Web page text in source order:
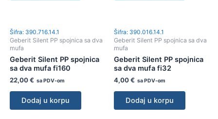
Šifra: 390.716.14.1
Geberit Silent PP spojnica sa dva
mufa
Geberit Silent PP spojnica
sa dva mufa fi160
22,00€ sa PDV-om
Dodaj u korpu
Šifra: 390.016.14.1
Geberit Silent PP spojnica sa dva
mufa
Geberit Silent PP spojnica
sa dva mufa fi32
4,00€ sa PDV-om
Dodaj u korpu